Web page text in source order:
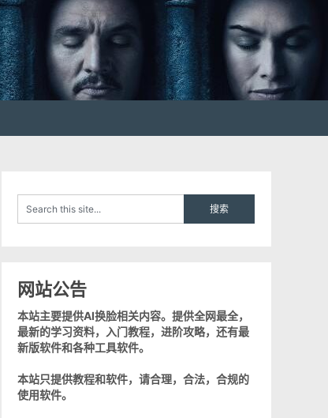
网站公告
本站主要提供AI换脸相关内容。提供全网最全，
最新的学习资料，入门教程，进阶攻略，还有最
新版软件和各种工具软件。
本站只提供教程和软件，请合理，合法，合规的
使用软件。